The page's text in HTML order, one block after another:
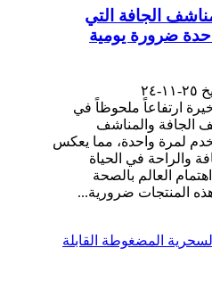
الجافة التي
ضرورة يومية
ارتفاعاً ملحوظاً في
الجافة والمناشف
لمرة واحدة، مما يعكس
والراحة في الحياة
العالم بالصحة
المنتجات ضرورية...